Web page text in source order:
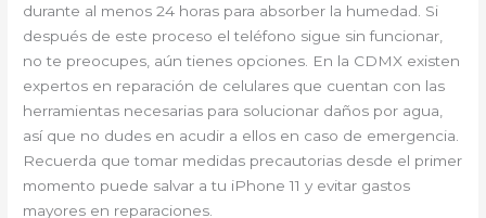
durante al menos 24 horas para absorber la humedad. Si
después de este proceso el teléfono sigue sin funcionar,
no te preocupes, aún tienes opciones. En la CDMX existen
expertos en reparación de celulares que cuentan con las
herramientas necesarias para solucionar daños por agua,
así que no dudes en acudir a ellos en caso de emergencia.
Recuerda que tomar medidas precautorias desde el primer
momento puede salvar a tu iPhone 11 y evitar gastos
mayores en reparaciones.